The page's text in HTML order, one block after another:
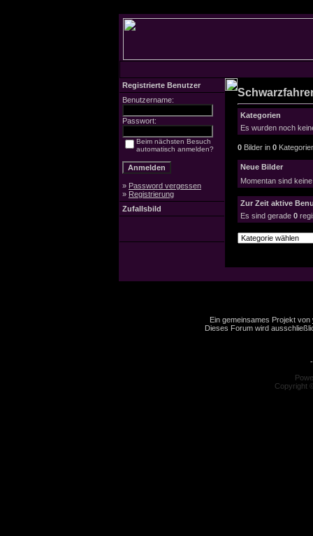
Registrierte Benutzer
Benutzername:
Passwort:
Beim nächsten Besuch
automatisch anmelden?
» Password vergessen
» Registrierung
Zufallsbild
Kategorien
Es wurden noch
0 Bilder in 0
Neue Bilder
Momentan sind
Zur Zeit aktive
Es sind gerade 0
Ein gemeinsames Projekt von
Dieses Forum wird
Copyright